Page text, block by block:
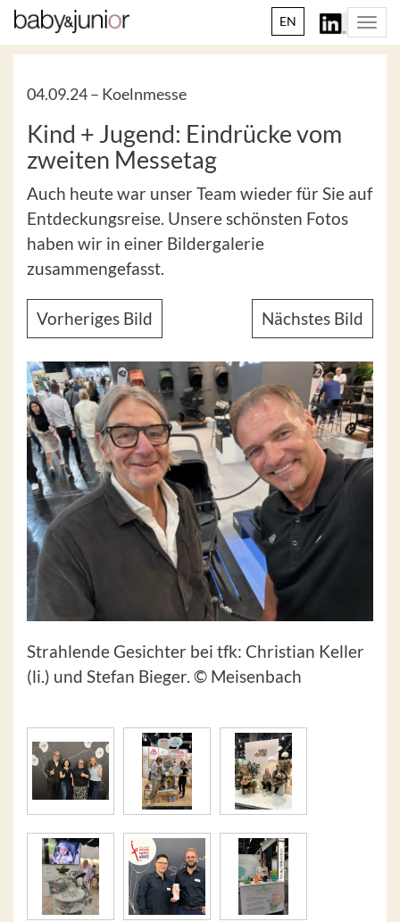
EN
04.09.24 – Koelnmesse
Kind + Jugend: Eindrücke vom
zweiten Messetag
Auch heute war unser Team wieder für Sie auf
Entdeckungsreise. Unsere schönsten Fotos
haben wir in einer Bildergalerie
zusammengefasst.
Vorheriges Bild Nächstes Bild
Strahlende Gesichter bei tfk: Christian Keller
(li.) und Stefan Bieger. © Meisenbach